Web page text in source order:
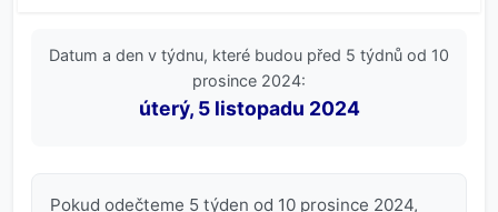
Datum a den v týdnu, které budou před 5 týdnů od 10
prosince 2024:
úterý, 5 listopadu 2024
Pokud odečteme 5 týden od 10 prosince 2024,